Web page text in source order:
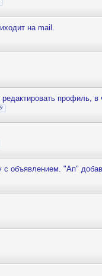
на mail.
профиль,
9
с объявлением. "Ап"